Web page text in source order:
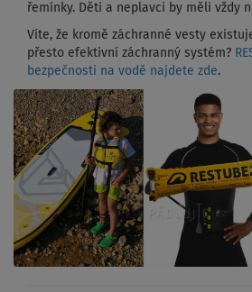
řemínky. Děti a neplavci by měli vždy
Víte, že kromě záchranné vesty
přesto efektivní záchranný systém?
bezpečnosti na vodě najdete zde.